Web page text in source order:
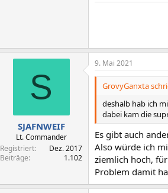
S
SJAFNWEIF
Lt. Commander
Registriert
Dez. 2017
Beiträge
1.102
9. Mai 2021
GrovyGanxta
deshalb hab ich
dabei kam die
Es gibt auch
Also würde ich
ziemlich hoch,
Problem damit